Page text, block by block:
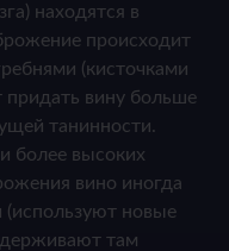
находятся в
происходит
(кисточками
придать вину больше
танинности.
более высоких
вино иногда
(используют новые
там